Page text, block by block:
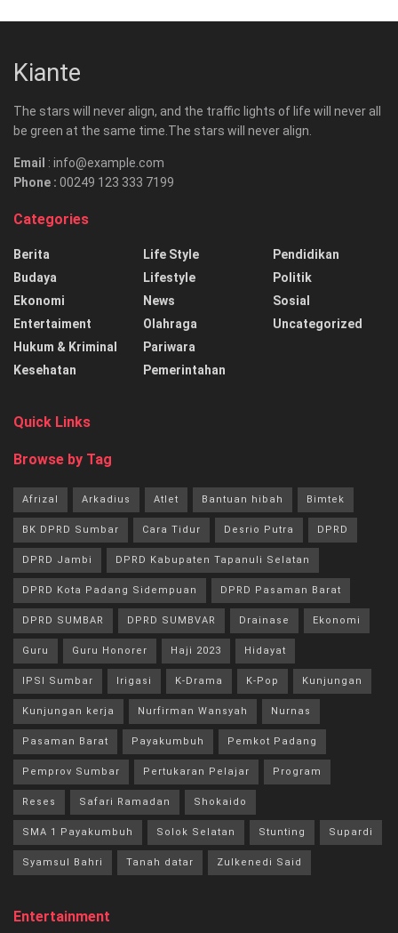
Kiante
The stars will never align, and the traffic lights of life will never all
be green at the same time.The stars will never align.
Email : info@example.com
Phone : 00249 123 333 7199
Categories
Berita
Budaya
Ekonomi
Entertaiment
Hukum & Kriminal
Kesehatan
Life Style
Lifestyle
News
Olahraga
Pariwara
Pemerintahan
Pendidikan
Politik
Sosial
Uncategorized
Quick Links
Browse by Tag
Afrizal Arkadius Atlet Bantuan hibah Bimtek
BK DPRD Sumbar Cara Tidur Desrio Putra DPRD
DPRD Jambi DPRD Kabupaten Tapanuli Selatan
DPRD Kota Padang Sidempuan DPRD Pasaman Barat
DPRD SUMBAR DPRD SUMBVAR Drainase Ekonomi
Guru Guru Honorer Haji 2023 Hidayat
IPSI Sumbar Irigasi K-Drama K-Pop Kunjungan
Kunjungan kerja Nurfirman Wansyah Nurnas
Pasaman Barat Payakumbuh Pemkot Padang
Pemprov Sumbar Pertukaran Pelajar Program
Reses Safari Ramadan Shokaido
SMA 1 Payakumbuh Solok Selatan Stunting Supardi
Syamsul Bahri Tanah datar Zulkenedi Said
Entertainment